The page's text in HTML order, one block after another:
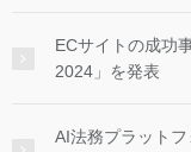
ECサイトの成功
2024」を発表
AI法務プラット